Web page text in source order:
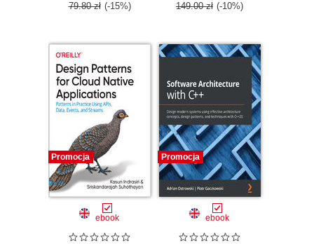
79.80 zł (-15%) 149.00 zł (-10%)
Promocja
ebook
Promocja
ebook